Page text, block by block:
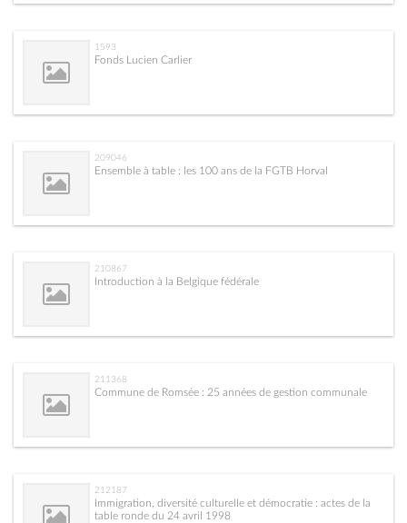
1593
Fonds Lucien Carlier
209046
Ensemble à table : les 100 ans de la FGTB Horval
210867
Introduction à la Belgique fédérale
211368
Commune de Romsée : 25 années de gestion communale
212187
Immigration, diversité culturelle et démocratie : actes de la
table ronde du 24 avril 1998